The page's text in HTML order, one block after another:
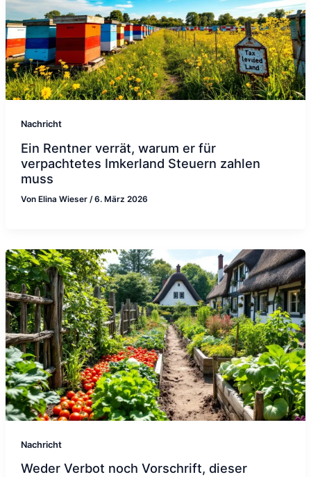
Nachricht
Ein Rentner verrät, warum er für
verpachtetes Imkerland Steuern zahlen
muss
Von Elina Wieser /6. März 2026
Nachricht
Weder Verbot noch Vorschrift, dieser